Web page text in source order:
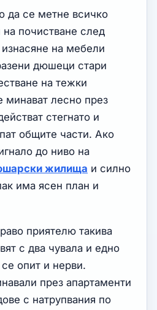
да се метне всичко
почистване след
на мебели
дюшеци стари
на тежки
минават лесно през
стегнато и
общите части. Ако
до ниво на
жилища и силно
има ясен план и
приятелю такива
с два чувала и едно
опит и нерви.
през апартаменти
с натрупвания по